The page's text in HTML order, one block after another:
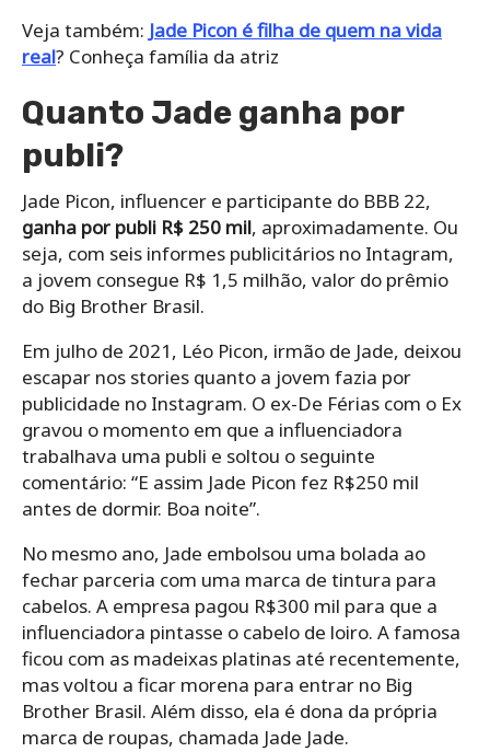
Veja também: Jade Picon é filha de quem na vida
real? Conheça família da atriz
Quanto Jade ganha por
publi?
Jade Picon, influencer e participante do BBB 22,
ganha por publi R$ 250 mil, aproximadamente. Ou
seja, com seis informes publicitários no Intagram,
a jovem consegue R$ 1,5 milhão, valor do prêmio
do Big Brother Brasil.
Em julho de 2021, Léo Picon, irmão de Jade, deixou
escapar nos stories quanto a jovem fazia por
publicidade no Instagram. O ex-De Férias com o Ex
gravou o momento em que a influenciadora
trabalhava uma publi e soltou o seguinte
comentário: “E assim Jade Picon fez R$250 mil
antes de dormir. Boa noite”.
No mesmo ano, Jade embolsou uma bolada ao
fechar parceria com uma marca de tintura para
cabelos. A empresa pagou R$300 mil para que a
influenciadora pintasse o cabelo de loiro. A famosa
ficou com as madeixas platinas até recentemente,
mas voltou a ficar morena para entrar no Big
Brother Brasil. Além disso, ela é dona da própria
marca de roupas, chamada Jade Jade.